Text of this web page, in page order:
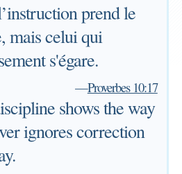
prend le
mais celui qui
s'égare.
—Proverbes 10:17
shows the way
ignores correction